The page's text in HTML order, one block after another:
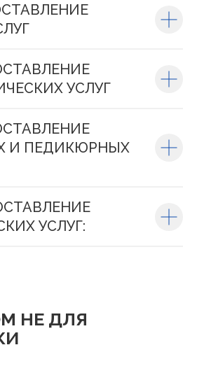
УСЛУГ
И ПЕДИКЮРНЫХ
УСЛУГ:
НЕ ДЛЯ